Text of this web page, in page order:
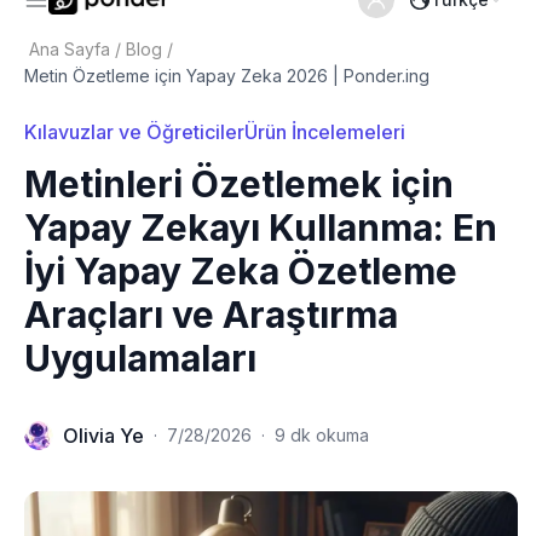
Ana Sayfa / Blog /
Metin Özetleme için Yapay Zeka 2026 | Ponder.ing
Kılavuzlar ve ÖğreticilerÜrün İncelemeleri
Metinleri Özetlemek için
Yapay Zekayı Kullanma: En
İyi Yapay Zeka Özetleme
Araçları ve Araştırma
Uygulamaları
Olivia Ye · 7/28/2026 · 9 dk okuma